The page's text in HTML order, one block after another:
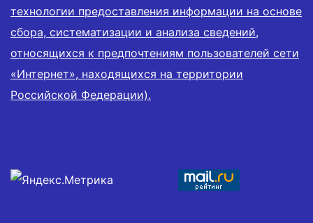
технологии предоставления информации на основе
сбора, систематизации и анализа сведений,
относящихся к предпочтениям пользователей сети
«Интернет», находящихся на территории
Российской Федерации).